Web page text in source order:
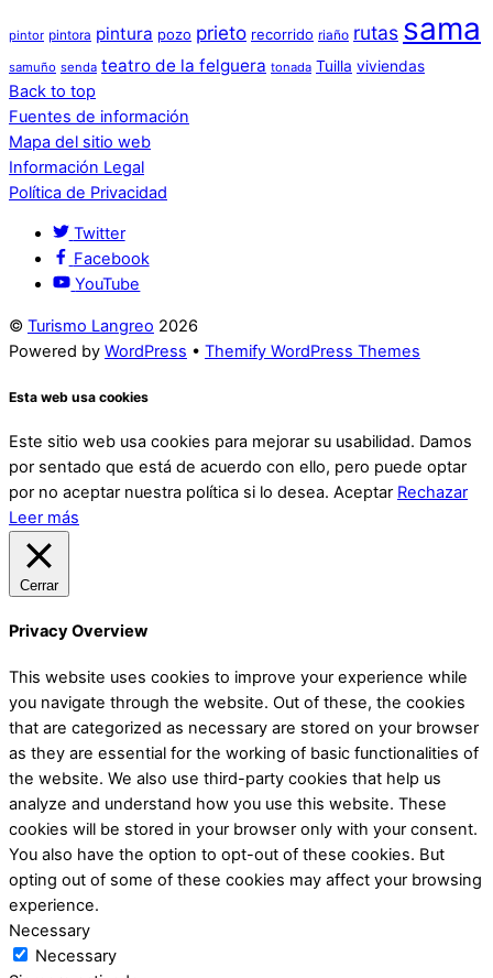
pintor pintora pintura pozo prieto recorrido riaño rutas sama
samuño senda teatro de la felguera tonada Tuilla viviendas
Back to top
Fuentes de información
Mapa del sitio web
Información Legal
Política de Privacidad
Twitter
Facebook
YouTube
© Turismo Langreo 2026
Powered by WordPress • Themify WordPress Themes
Esta web usa cookies
Este sitio web usa cookies para mejorar su usabilidad. Damos
por sentado que está de acuerdo con ello, pero puede optar
por no aceptar nuestra política si lo desea. Aceptar Rechazar
Leer más
Cerrar
Privacy Overview
This website uses cookies to improve your experience while
you navigate through the website. Out of these, the cookies
that are categorized as necessary are stored on your browser
as they are essential for the working of basic functionalities of
the website. We also use third-party cookies that help us
analyze and understand how you use this website. These
cookies will be stored in your browser only with your consent.
You also have the option to opt-out of these cookies. But
opting out of some of these cookies may affect your browsing
experience.
Necessary
Necessary